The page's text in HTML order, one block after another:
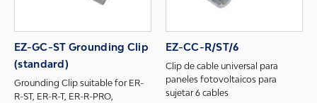
EZ-GC-ST Grounding Clip
(standard)
Grounding Clip suitable for ER-
R-ST, ER-R-T, ER-R-PRO,
EZ-CC-R/ST/6
Clip de cable universal para
paneles fotovoltaicos para
sujetar 6 cables